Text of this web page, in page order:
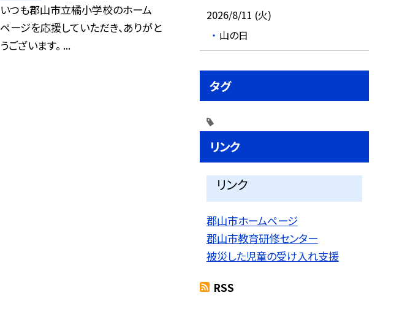
いつも郡山市立橘小学校のホーム
ページを応援していただき、ありがと
うございます。 ...
2026/8/11 (火)
山の日
タグ
リンク
リンク
郡山市ホームページ
郡山市教育研修センター
被災した児童の受け入れ支援
RSS